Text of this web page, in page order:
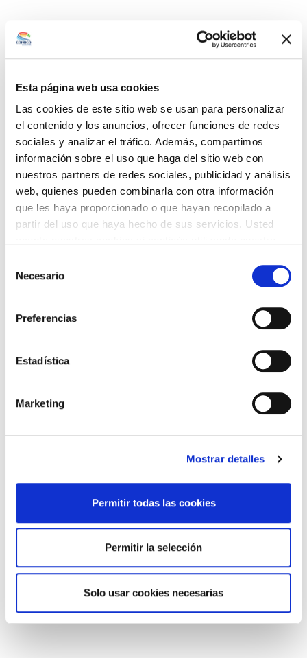
Esta página web usa cookies
Las cookies de este sitio web se usan para personalizar
el contenido y los anuncios, ofrecer funciones de redes
sociales y analizar el tráfico. Además, compartimos
información sobre el uso que haga del sitio web con
nuestros partners de redes sociales, publicidad y análisis
web, quienes pueden combinarla con otra información
que les haya proporcionado o que hayan recopilado a
partir del uso que haya hecho de sus servicios. Usted
Necesario
Preferencias
Estadística
Marketing
Mostrar detalles
Permitir todas las cookies
Permitir la selección
Solo usar cookies necesarias